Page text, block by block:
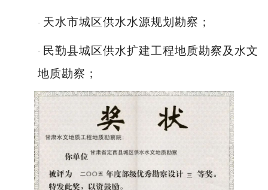
· 天水市城区供水水源规划勘察；
· 民勤县城区供水扩建工程地质勘察及水文
地质勘察；